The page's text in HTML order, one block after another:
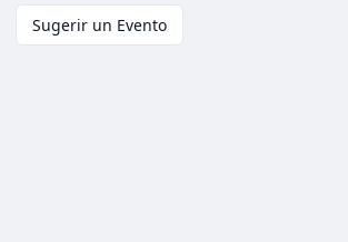
Sugerir un Evento